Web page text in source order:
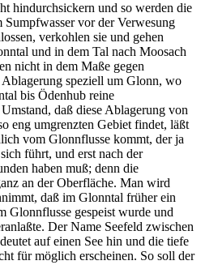
hindurchsickern und so werden die
vor der Verwesung
verkohlen sie und gehen
und in dem Tal nach Moosach
nicht in dem Maße gegen
speziell um Glonn, wo
bis Ödenhub reine
daß diese Ablagerung von
eng umgrenzten Gebiet findet, läßt
vom Glonnflusse kommt, der ja
führt, und erst nach der
haben muß; denn die
an der Oberfläche. Man wird
daß im Glonntal früher ein
Glonnflusse gespeist wurde und
Der Name Seefeld zwischen
auf einen See hin und die tiefe
für möglich erscheinen. So soll der